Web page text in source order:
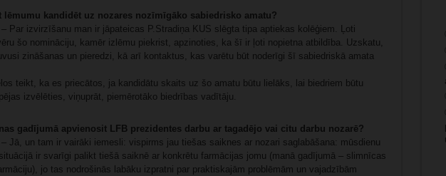
lēmumu kandidēt uz nozares nozīmīgāko sabiedrisko amatu?
– Par izvirzīšanu man ir jāpateicas P.Stradiņa KUS slēgta tipa aptiekas kolēģiem. Ļoti
šo nomināciju, kamēr izlēmu piekrist, apzinoties, ka šī ir ļoti nopietna atbildība. Uzskatu,
zināšanas un pieredzi, kā arī kontaktus, kas varētu būt noderīgi šī sabiedriskā amata
teikt, ka es priecātos, ja kandidātu skaits uz šo amatu būtu lielāks, lai biedriem būtu
izvēlēties, viņuprāt, piemērotāko biedrības vadītāju.
gadījumā apvienosit LFB prezidentes darbu ar tagadējo vai citu darbu nozarē?
– Jā, un tam ir vairāki iemesli: vispirms jau tiešas saiknes ar nozari saglabāšana: mūsdienu
ir svarīgi palikt tiešā saiknē ar konkrētu farmācijas jomu (manā gadījumā – slimnīcas
jo tas nodrošinās labāku izpratni par praktiskajām problēmām un vajadzībām